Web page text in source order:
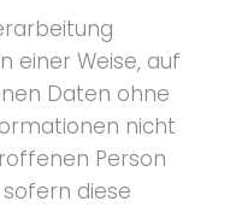
einer Weise, auf
Daten ohne
nicht
Person
diese